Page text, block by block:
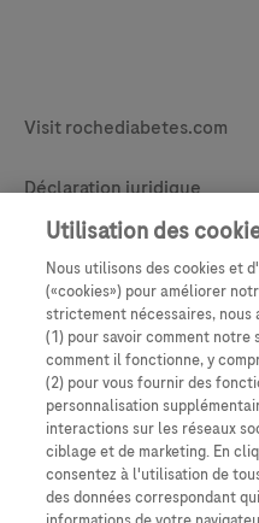
Legal & Privacy
Visit rochediabetes.com
Contact
Déclaration juridique
Politique d’usage de
Learn More
Déclaration de
Paramètres des cookies
Utilisation des
Nous utilisons des cookies et
(«cookies») pour améliorer
strictement nécessaires, nous
(1) pour savoir comment
comment il fonctionne, y
(2) pour vous fournir des
personnalisation
interactions sur les réseaux
ciblage et de marketing. En
consentez à l'utilisation de
des données correspondant